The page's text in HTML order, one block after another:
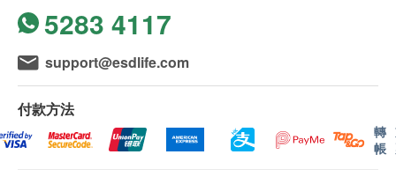
期。 輪侯報告講解時間會因應不同情況(如個別化驗
項目所需時間或客人指明特定時段)而有所延長。
A. 本地及海外客戶
(1) 親身領取：親身前往童珀醫療
(2) 電話講解報告(電子報告)
(3) 電話講解報告(自取報告)
5283 4117
support@esdlife.com
付款方法
轉
帳